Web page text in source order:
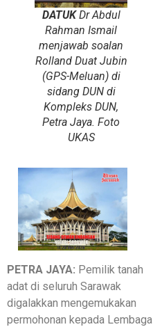
DATUKDr Abdul
Rahman Ismail
menjawab soalan
Rolland Duat Jubin
(GPS-Meluan) di
sidang DUN di
Kompleks DUN,
Petra Jaya. Foto
UKAS
PETRA JAYA: Pemilik tanah
adat di seluruh Sarawak
digalakkan mengemukakan
permohonan kepada Lembaga